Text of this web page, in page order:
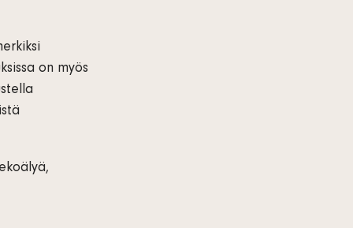
on myös